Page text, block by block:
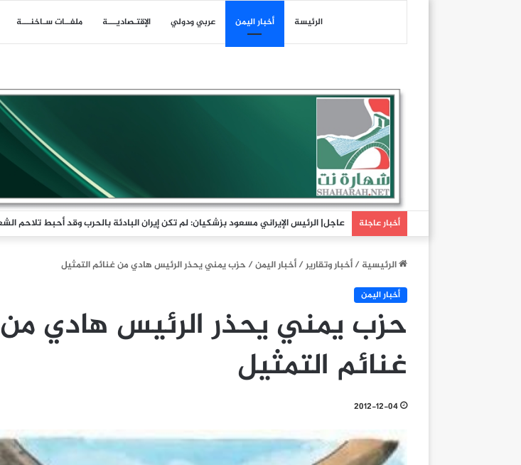
الرئيسة أخبار اليمن عربي ودولي اﻹقتـصاديـــة ملفــات سـاخنـــة
أخبار عاجلة نداء أخير..
الرئيسية/أخبار وتقارير/أخبار اليمن/حزب يمني يحذر الرئيس هادي من غنائم التمثيل
أخبار اليمن
حزب يمني يحذر الرئيس هادي من
غنائم التمثيل
2012-12-04